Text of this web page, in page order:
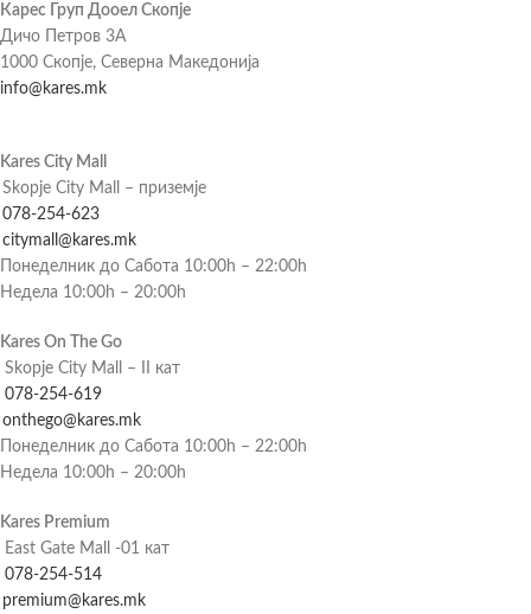
Карес Груп Дооел Скопје
Дичо Петров 3А
1000 Скопје, Северна Македонија
info@kares.mk
Kares City Mall
Skopje City Mall – приземје
078-254-623
citymall@kares.mk
Понеделник до Сабота 10:00h – 22:00h
Недела 10:00h – 20:00h
Kares On The Go
Skopje City Mall – II кат
078-254-619
onthego@kares.mk
Понеделник до Сабота 10:00h – 22:00h
Недела 10:00h – 20:00h
Kares Premium
East Gate Mall -01 кат
078-254-514
premium@kares.mk